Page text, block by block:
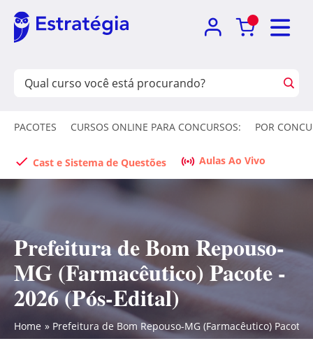
PACOTES CURSOS ONLINE PARA CONCURSOS: POR
Cast e Sistema de Questões Aulas Ao Vivo
Prefeitura de Bom Repouso-
MG (Farmacêutico) Pacote -
2026 (Pós-Edital)
Home Prefeitura de Bom Repouso-MG (Farmacêutico) Pacote